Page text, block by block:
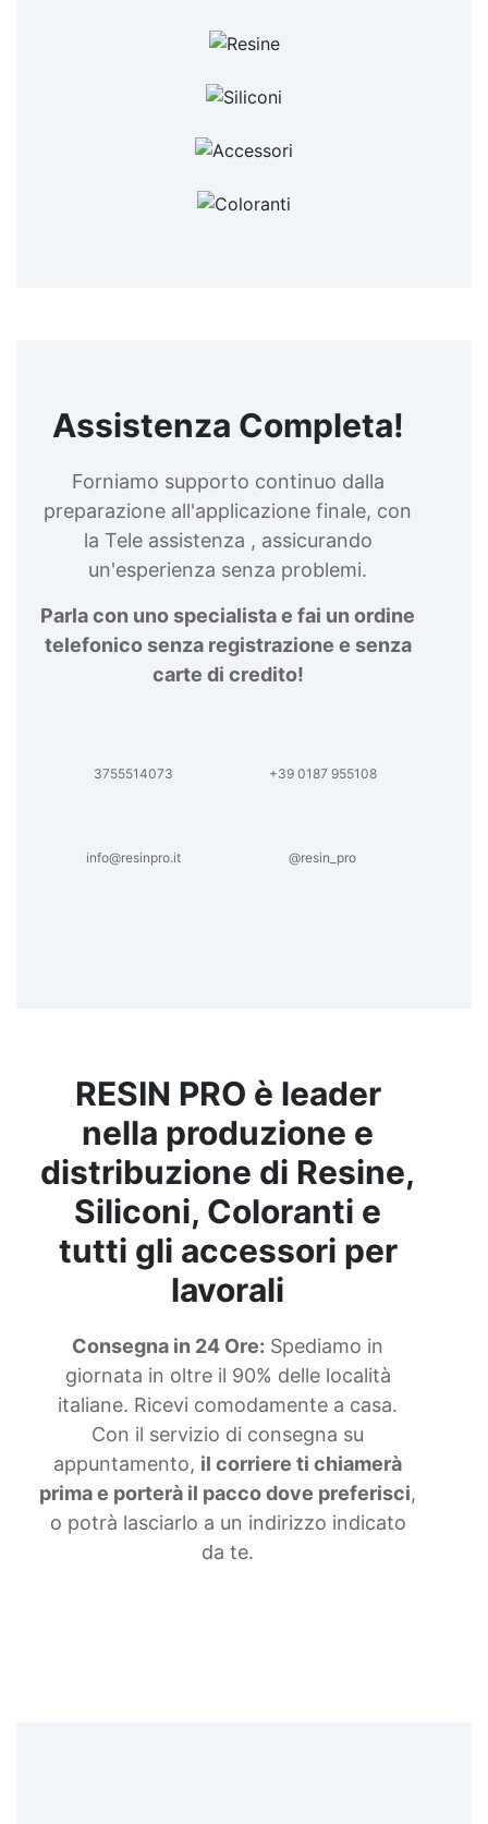
Assistenza Completa!
Forniamo supporto continuo dalla
preparazione all'applicazione finale, con
la Tele assistenza , assicurando
un'esperienza senza problemi.
Parla con uno specialista e fai un ordine
telefonico senza registrazione e senza
carte di credito!
3755514073 +39 0187 955108
info@resinpro.it @resin_pro
RESIN PRO è leader
nella produzione e
distribuzione di Resine,
Siliconi, Coloranti e
tutti gli accessori per
lavorali
Consegna in 24 Ore: Spediamo in
giornata in oltre il 90% delle località
italiane. Ricevi comodamente a casa.
Con il servizio di consegna su
appuntamento, il corriere ti chiamerà
prima e porterà il pacco dove preferisci,
o potrà lasciarlo a un indirizzo indicato
da te.